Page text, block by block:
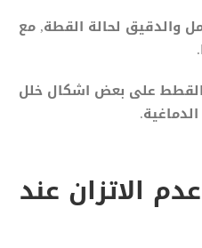
والدقيق لحالة القطة, مع
القطط على بعض اشكال خلل
الاتزان عند